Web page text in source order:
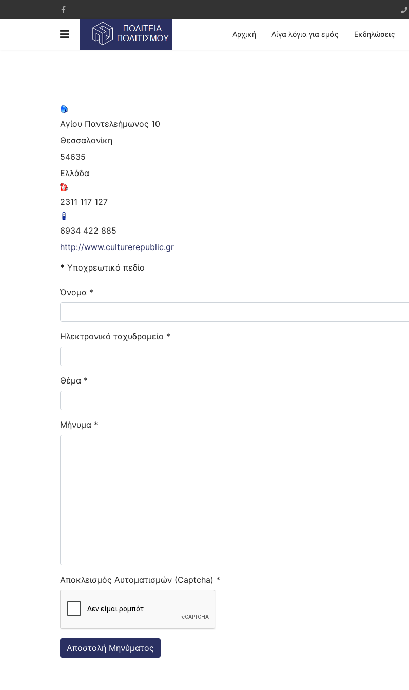
Αρχική Λίγα λόγια για εμάς Εκδηλώσεις
Αγίου Παντελεήμωνος 10
Θεσσαλονίκη
54635
Ελλάδα
2311 117 127
6934 422 885
http://www.culturerepublic.gr
* Υποχρεωτικό πεδίο
Όνομα *
Ηλεκτρονικό ταχυδρομείο *
Θέμα *
Μήνυμα *
Αποκλεισμός Αυτοματισμών (Captcha) *
Αποστολή Μηνύματος